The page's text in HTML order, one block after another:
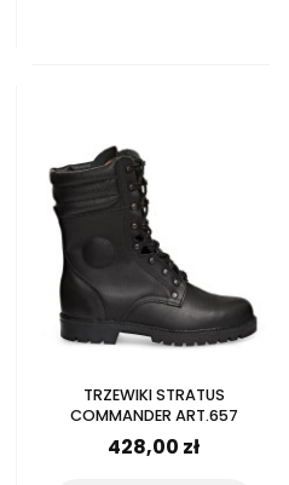
TRZEWIKI STRATUS
COMMANDER ART.657
428,00 zł